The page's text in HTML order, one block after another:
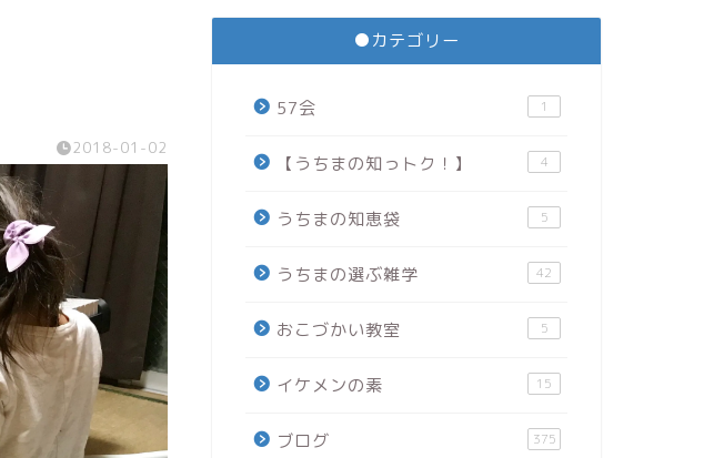
2018-01-02
●カテゴリー
57会 1
【うちまの知っトク！】 4
うちまの知恵袋 5
うちまの選ぶ雑学 42
おこづかい教室 5
イケメンの素 15
ブログ 375